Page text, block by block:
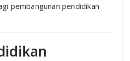
pembangunan pendidikan